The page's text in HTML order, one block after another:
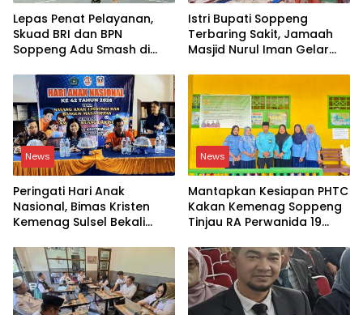
Lepas Penat Pelayanan,
Skuad BRI dan BPN
Soppeng Adu Smash di
Istri Bupati Soppeng
Terbaring Sakit, Jamaah
Masjid Nurul Iman Gelar
News
Peringati Hari Anak
Nasional, Bimas Kristen
Kemenag Sulsel Bekali
News
Mantapkan Kesiapan PHTC
Kakan Kemenag Soppeng
Tinjau RA Perwanida 19